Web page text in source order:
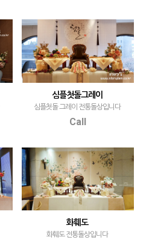
심플첫돌그레이
심플첫돌 그레이 전통돌상입니다
Call
화훼도
화훼도 전통돌상입니다